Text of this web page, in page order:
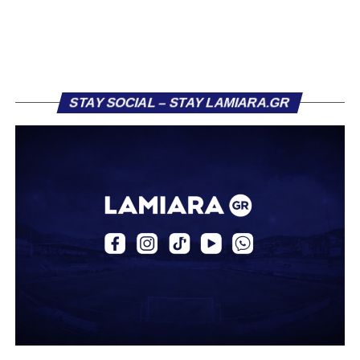
«Ο Α.Ο. Σαρωνικός Αναβύσσου ανακοινώνει την
περσινή σεζόν πραγματοποίησε γεμάτη χρονιά στη Γ’
Στο παρελθόν αγωνίστηκε στην ΑΕΚ Β’, με την οποία
κατέγραψε 10 συμμετοχές στη Super League 2, καθώς
επίσης σε Εθνικό και Ζάκυνθο. Ξεκίνησε την καριέρα του
STAY SOCIAL – STAY LAMIARA.GR